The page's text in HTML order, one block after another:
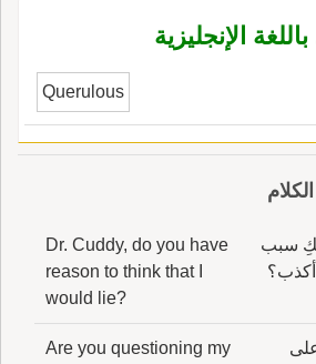
الإنجليزية
Querulous
سبب
Dr. Cuddy, do you have
reason to think that I
would lie?
Are you questioning my